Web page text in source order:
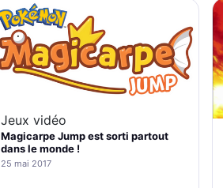
Jeux vidéo
Magicarpe Jump est sorti partout
dans le monde !
25 mai 2017